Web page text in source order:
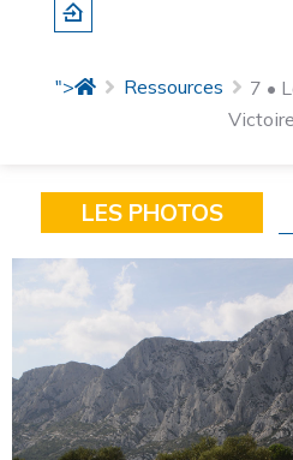
"> Ressources
7 •
Victoire
LES PHOTOS